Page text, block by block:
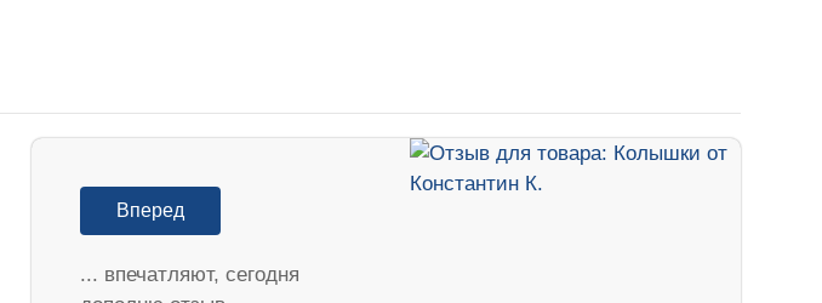
Вперед
... впечатляют, сегодня